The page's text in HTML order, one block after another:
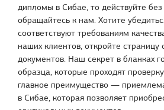
дипломы в Сибае, то действуйте
обращайтесь к нам. Хотите
соответствуют требованиям
наших клиентов, откройте страницу
документов. Наш секрет в бланках
образца, которые проходят
главное преимущество —
в Сибае, которая позволяет